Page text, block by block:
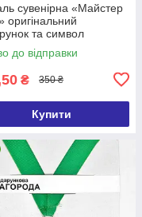
сувенірна «Майстер
та символ
до відправки
₴ 350 ₴
Купити